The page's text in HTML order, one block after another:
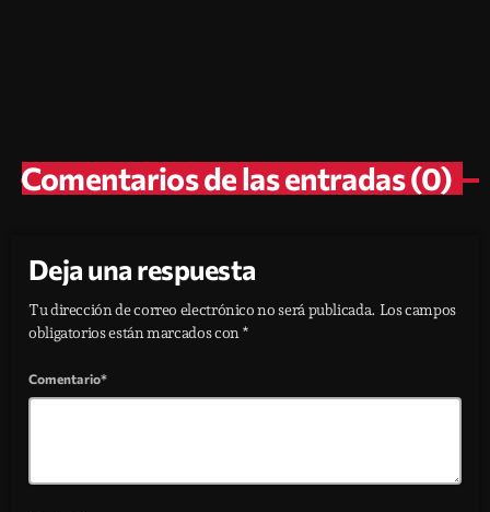
Comentarios de las entradas (0)
Deja una respuesta
Tu dirección de correo electrónico no será publicada. Los campos
obligatorios están marcados con *
Comentario*